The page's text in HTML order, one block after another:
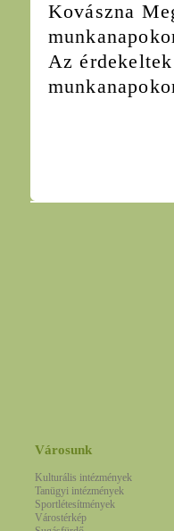
Kovászna
Az
Városunk
Kulturális intézmények
Tanügyi intézmények
Sportlétesítmények
Várostérkép